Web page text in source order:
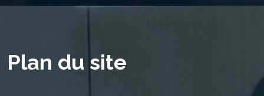
Plan du site